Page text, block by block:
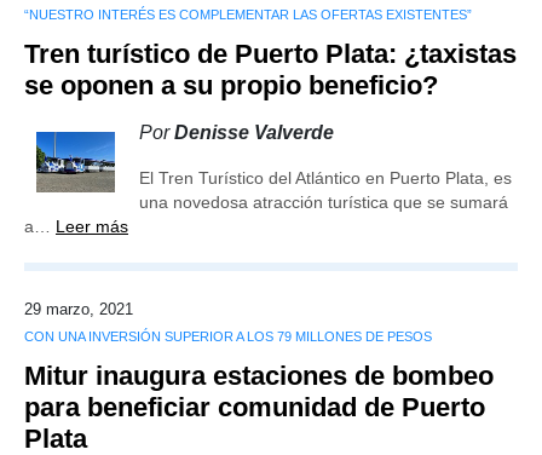
“NUESTRO INTERÉS ES COMPLEMENTAR LAS OFERTAS EXISTENTES”
Tren turístico de Puerto Plata: ¿taxistas
se oponen a su propio beneficio?
PorDenisse Valverde
El Tren Turístico del Atlántico en Puerto Plata, es
una novedosa atracción turística que se sumará
a… Leer más
29 marzo, 2021
CON UNA INVERSIÓN SUPERIOR A LOS 79 MILLONES DE PESOS
Mitur inaugura estaciones de bombeo
para beneficiar comunidad de Puerto
Plata